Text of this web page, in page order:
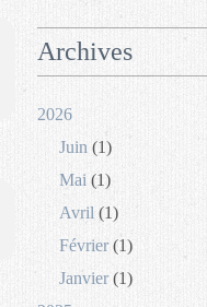
Archives
2026
Juin (1)
Mai (1)
Avril (1)
Février(1)
Janvier (1)